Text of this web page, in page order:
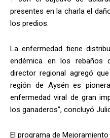
presentes en la charla el
los predios.
La enfermedad tiene
endémica en los rebaños
director regional agregó
región de Aysén es
enfermedad viral de gran
los ganaderos”, concluyó
El programa de